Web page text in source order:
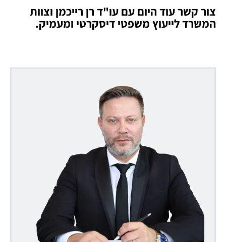
צור קשר עוד היום עם עו"ד רן רייכמן וצוות
המשרד לייעוץ משפטי דיסקרטי ומעמיק.